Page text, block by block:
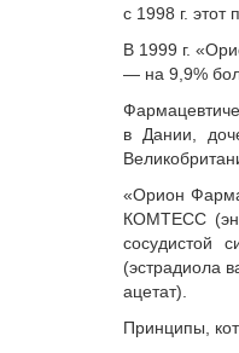
с 1998 г. этот
В 1999 г.
— на 9,9%
в Дании,
«Орион
КОМТЕСС
сосудистой
(эстрадиола
ацетат).
Принципы,